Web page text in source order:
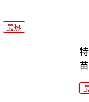
最热